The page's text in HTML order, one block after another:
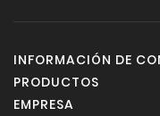
INFORMACIÓN DE
PRODUCTOS
EMPRESA